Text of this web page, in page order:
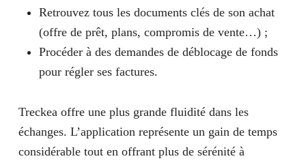
Retrouvez tous les documents clés de son achat
(offre de prêt, plans, compromis de vente…) ;
Procéder à des demandes de déblocage de fonds
pour régler ses factures.
Treckea offre une plus grande fluidité dans les
échanges. L’application représente un gain de temps
considérable tout en offrant plus de sérénité à